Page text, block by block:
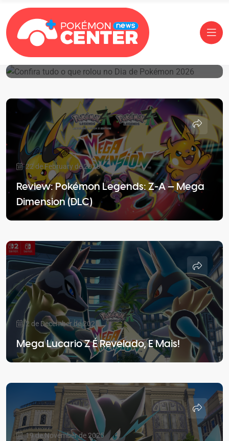
27 de February de 2026
Confira Tudo O Que Rolou No Dia De
Pokémon 2026
22 de February de 2026
Review: Pokémon Legends: Z-A — Mega
Dimension (DLC)
2 de December de 2025
Mega Lucario Z É Revelado, E Mais!
19 de November de 2025